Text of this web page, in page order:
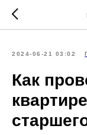
2024-06-21 03:02
Как